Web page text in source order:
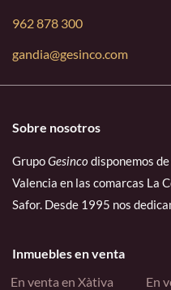
962 878 300
gandia@gesinco.com
Sobre nosotros
GrupoGesinco disponemos
Valencia en las comarcas La
Safor. Desde 1995 nos
Inmuebles en venta
En venta en Xàtiva
En